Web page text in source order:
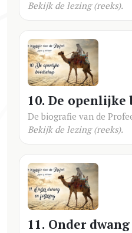
Bekijk de lezing (reeks).
10. De openlijke
De biografie van de
Bekijk de lezing (reeks).
11. Onder